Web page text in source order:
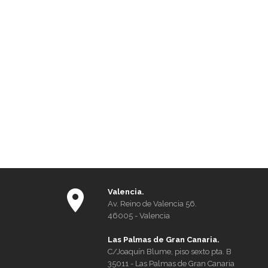
Valencia.
Av. Reino de Valencia 56.
46005 - Valencia
Las Palmas de Gran Canaria.
C/Joaquín Blume, piso sexto pta. B
35011 - Las Palmas de Gran Canaria